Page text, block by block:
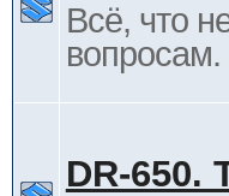
Всё, что
вопросам.
DR-650.